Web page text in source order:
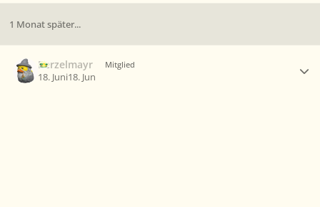
1 Monat später...
Berzelmayr Mitglied
18. Juni18. Jun